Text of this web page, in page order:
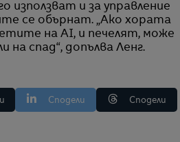
използват и за управление
се обърнат. „Ако хората
на AI, и печелят, може
на спад“, допълва Ленг.
Сподели Сподели